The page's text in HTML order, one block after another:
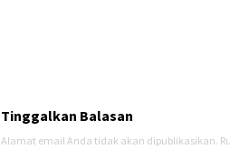
Tinggalkan Balasan
Alamat email Anda tidak akan dipublikasikan.